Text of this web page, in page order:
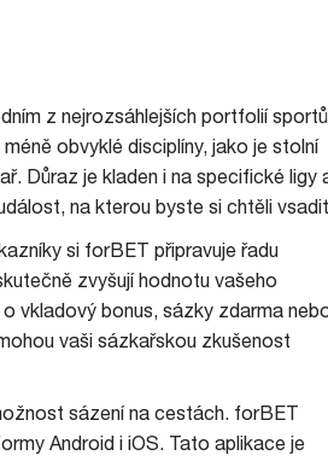
z nejrozsáhlejších portfolií
obvyklé disciplíny, jako je stolní
Důraz je kladen i na specifické ligy
na kterou byste si chtěli
si forBET připravuje řadu
zvyšují hodnotu vašeho
vkladový bonus, sázky zdarma
vaši sázkařskou zkušenost
sázení na cestách. forBET
Android i iOS. Tato aplikace je